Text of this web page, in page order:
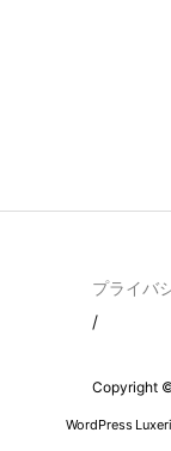
プライバ
Copyright
WordPress